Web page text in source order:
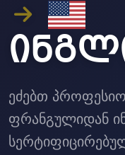
ეძებთ
ფრანგულიდან